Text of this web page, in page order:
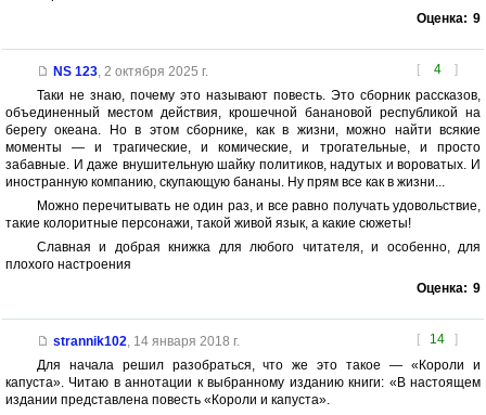
Оценка: 9
[ 4 ]
NS 123, 2 октября 2025 г.
Таки не знаю, почему это называют повесть. Это сборник рассказов,
объединенный местом действия, крошечной банановой республикой на
берегу океана. Но в этом сборнике, как в жизни, можно найти всякие
моменты — и трагические, и комические, и трогательные, и просто
забавные. И даже внушительную шайку политиков, надутых и вороватых. И
иностранную компанию, скупающую бананы. Ну прям все как в жизни...
Можно перечитывать не один раз, и все равно получать удовольствие,
такие колоритные персонажи, такой живой язык, а какие сюжеты!
Славная и добрая книжка для любого читателя, и особенно, для
плохого настроения
Оценка: 9
[ 14 ]
strannik102, 14 января 2018 г.
Для начала решил разобраться, что же это такое — «Короли и
капуста». Читаю в аннотации к выбранному изданию книги: «В настоящем
издании представлена повесть «Короли и капуста».